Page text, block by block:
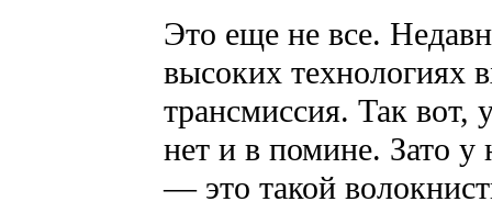
Это еще не все.
высоких технологиях
трансмиссия. Так вот,
нет и в помине. Зато у
— это такой